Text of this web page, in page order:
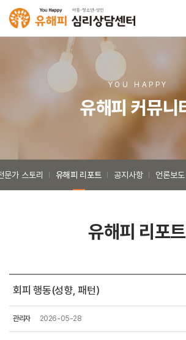
YOU HAPPY
유해피 커뮤니
문가 스토리 유해피 리포트 공지사항 언론보도
유해피 리포트
회피 행동(성향, 패턴)
관리자 2026-05-28